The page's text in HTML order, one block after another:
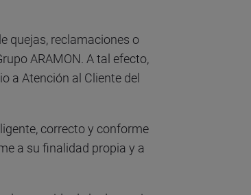
quejas, reclamaciones o
ARAMON. A tal efecto,
a Atención al Cliente del
correcto y conforme
a su finalidad propia y a